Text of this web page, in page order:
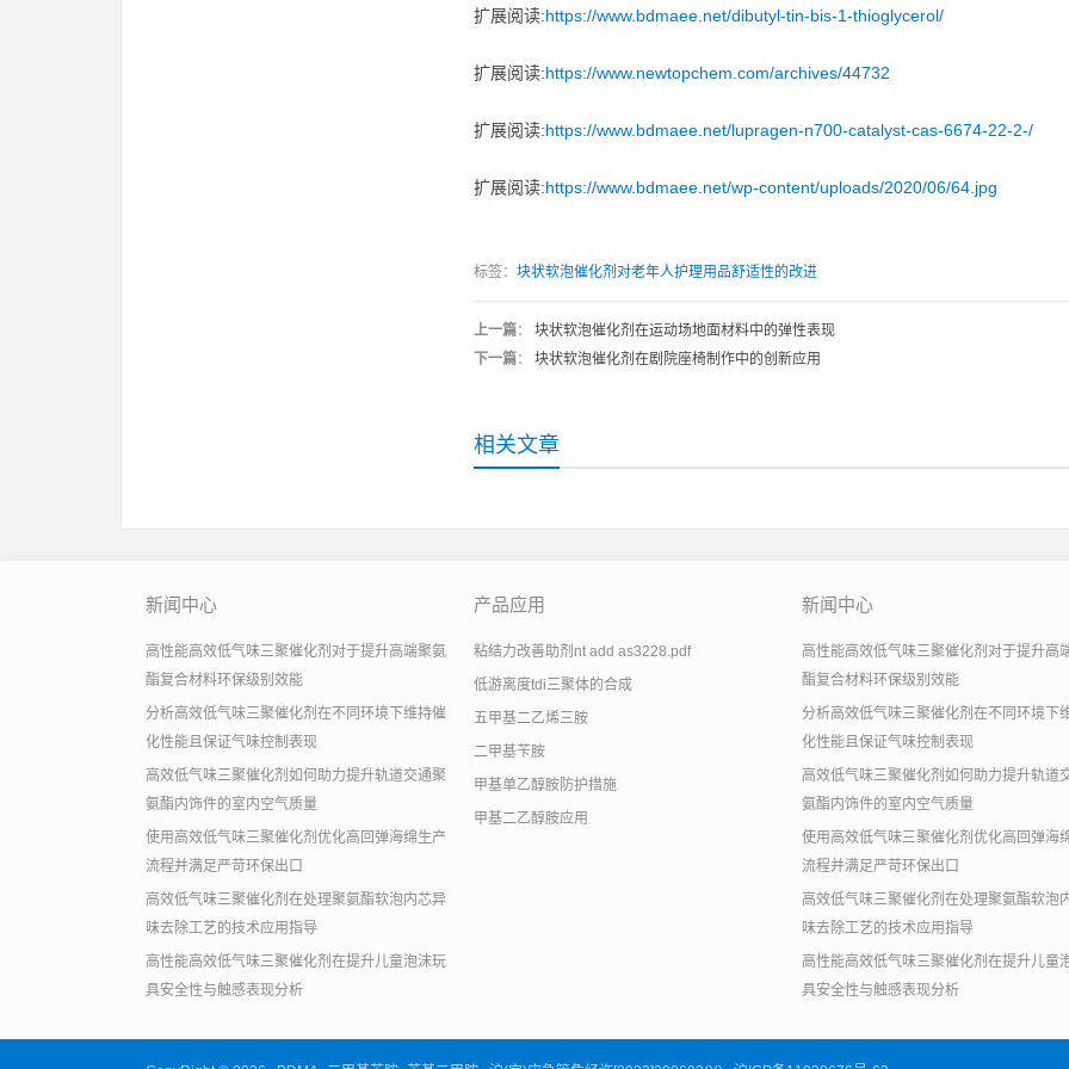
扩展阅读:https://www.bdmaee.net/dibutyl-tin-bis-1-thioglycerol/
扩展阅读:https://www.newtopchem.com/archives/44732
扩展阅读:https://www.bdmaee.net/lupragen-n700-catalyst-cas-6674-22-2-/
扩展阅读:https://www.bdmaee.net/wp-content/uploads/2020/06/64.jpg
标签： 块状软泡催化剂对老年人护理用品舒适性的改进
上一篇： 块状软泡催化剂在运动场地面材料中的弹性表现
下一篇： 块状软泡催化剂在剧院座椅制作中的创新应用
相关文章
新闻中心
高性能高效低气味三聚催化剂对于提升高端聚氨
酯复合材料环保级别效能
分析高效低气味三聚催化剂在不同环境下维持催
化性能且保证气味控制表现
高效低气味三聚催化剂如何助力提升轨道交通聚
氨酯内饰件的室内空气质量
使用高效低气味三聚催化剂优化高回弹海绵生产
流程并满足严苛环保出口
高效低气味三聚催化剂在处理聚氨酯软泡内芯异
味去除工艺的技术应用指导
高性能高效低气味三聚催化剂在提升儿童泡沫玩
具安全性与触感表现分析
产品应用
粘结力改善助剂nt add as3228.pdf
低游离度tdi三聚体的合成
五甲基二乙烯三胺
二甲基苄胺
甲基单乙醇胺防护措施
甲基二乙醇胺应用
新闻中心
高性能高效低气味三聚催化剂对于提升高
酯复合材料环保级别效能
分析高效低气味三聚催化剂在不同环境下
化性能且保证气味控制表现
高效低气味三聚催化剂如何助力提升轨道
氨酯内饰件的室内空气质量
使用高效低气味三聚催化剂优化高回弹海
流程并满足严苛环保出口
高效低气味三聚催化剂在处理聚氨酯软泡
味去除工艺的技术应用指导
高性能高效低气味三聚催化剂在提升儿童
具安全性与触感表现分析